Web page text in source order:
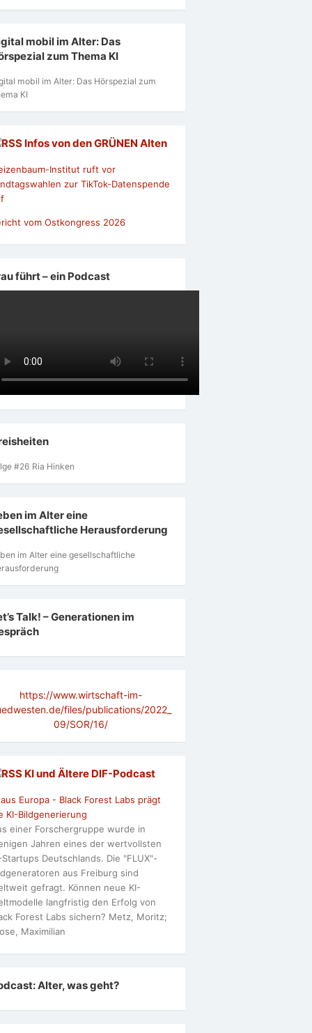
mobil im Alter: Das
zum Thema KI
mobil im Alter: Das Hörspezial zum
KI
Infos von den GRÜNEN Alten
Institut ruft vor
zur TikTok-Datenspende
vom Ostkongress 2026
führt – ein Podcast
#26 Ria Hinken
im Alter eine
Herausforderung
im Alter eine gesellschaftliche
Talk! – Generationen im
https://www.wirtschaft-im-
files/publications/2022_
09/SOR/16/
KI und Ältere DlF-Podcast
aus Europa - Black Forest Labs prägt
KI-Bildgenerierung
einer Forschergruppe wurde in
Jahren eines der wertvollsten
Startups Deutschlands. Die "FLUX"-
aus Freiburg sind
gefragt. Können neue KI-
langfristig den Erfolg von
Forest Labs sichern? Metz, Moritz;
Maximilian
Alter, was geht?